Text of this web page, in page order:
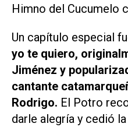
Himno del Cucumelo
Un capítulo especial
yo te quiero,
Jiménez y
cantante
Rodrigo. El Potro
darle alegría y cedió